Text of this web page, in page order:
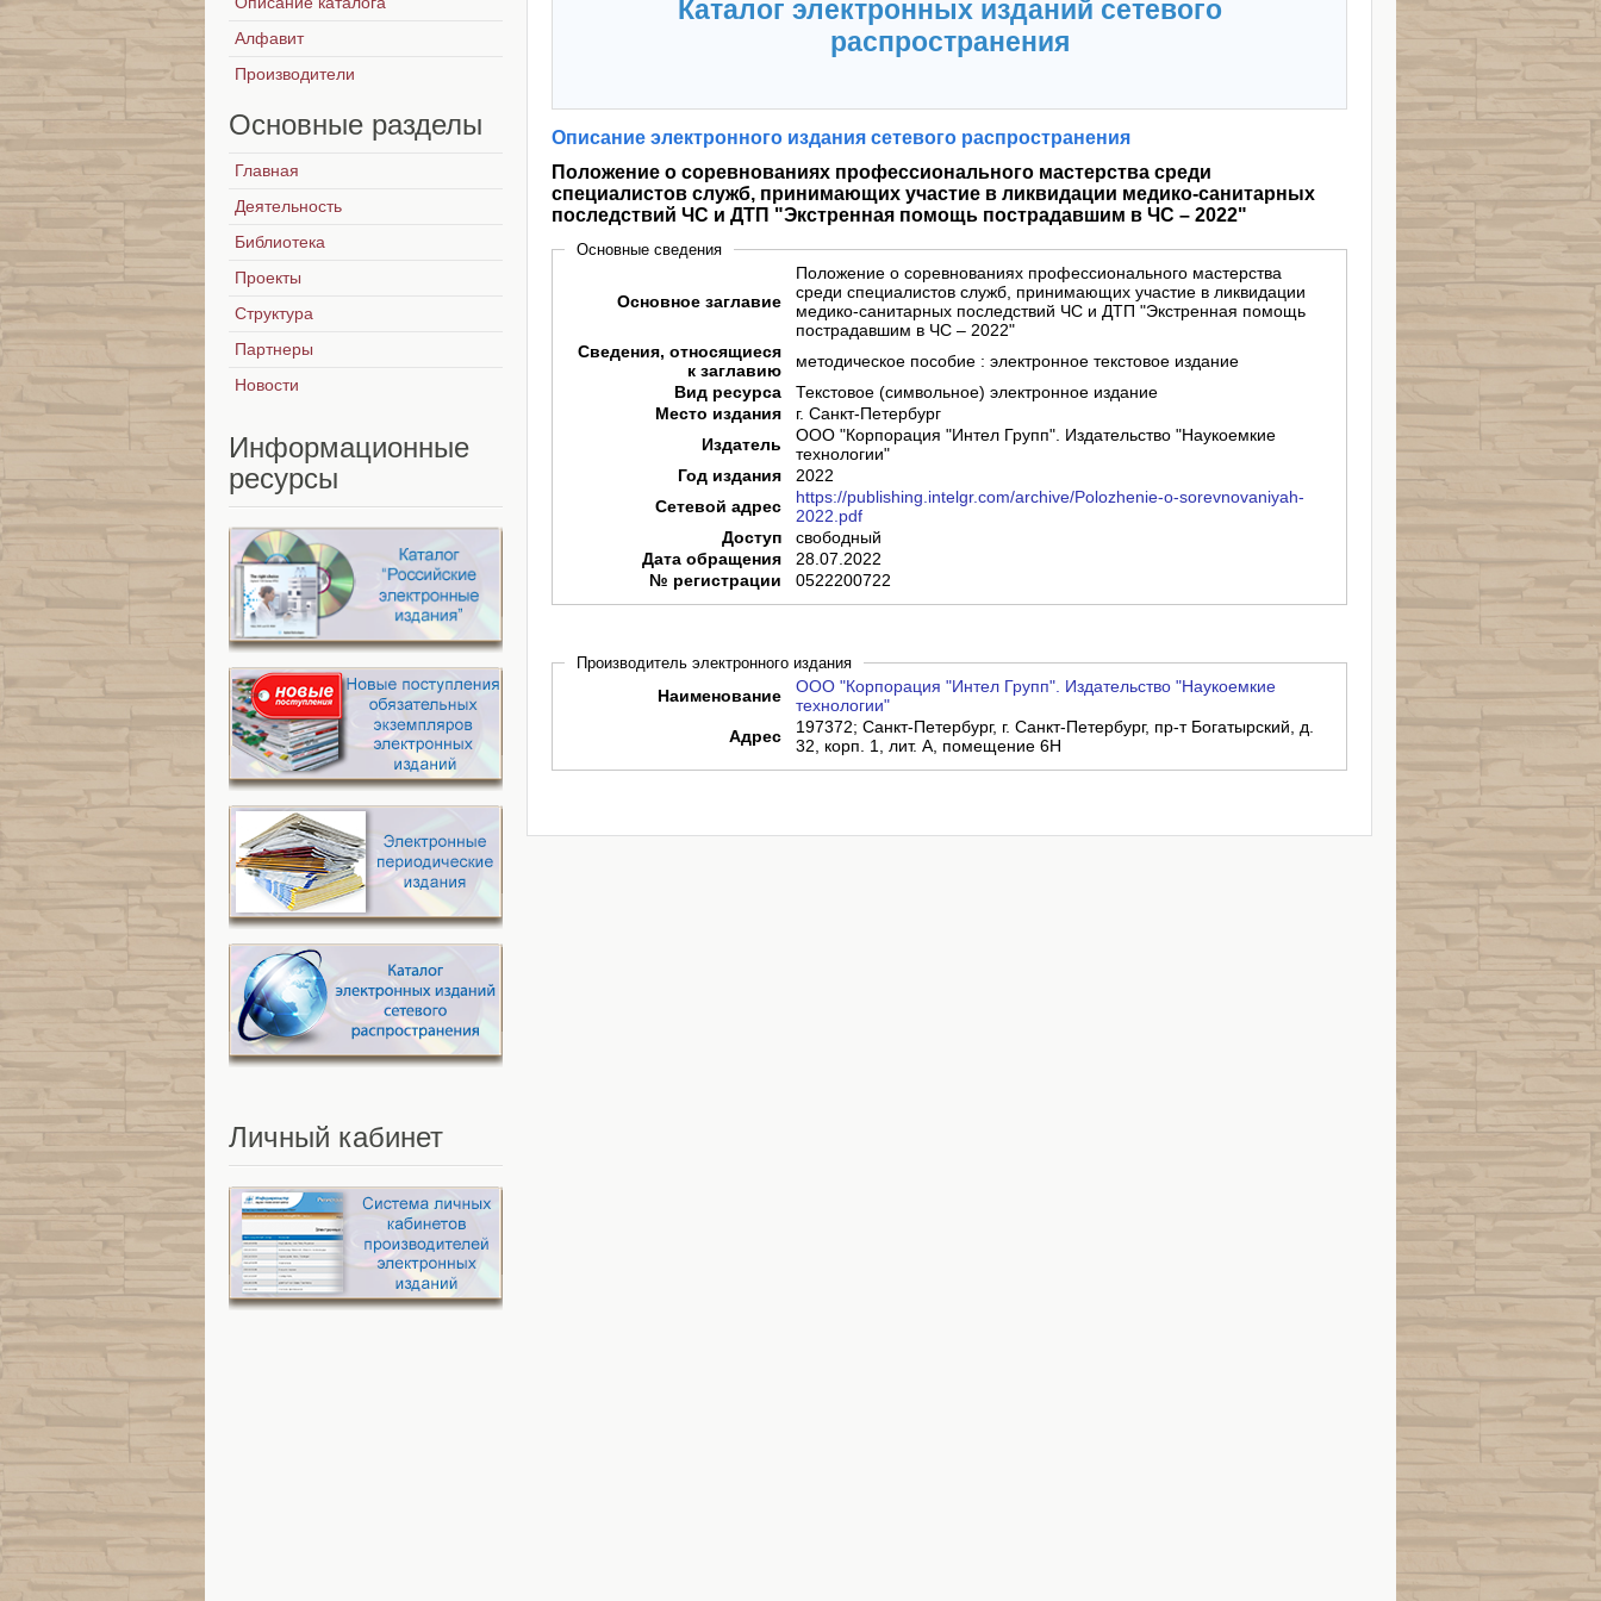
Каталог электронных изданий сетевого
распространения
Описание электронного издания сетевого распространения
Положение о соревнованиях профессионального мастерства среди
специалистов служб, принимающих участие в ликвидации медико-санитарных
последствий ЧС и ДТП "Экстренная помощь пострадавшим в ЧС – 2022"
Основные сведения
Основное заглавие
Положение о соревнованиях профессионального мастерства
среди специалистов служб, принимающих участие в ликвидации
медико-санитарных последствий ЧС и ДТП "Экстренная помощь
пострадавшим в ЧС – 2022"
Сведения, относящиеся
к заглавию
методическое пособие : электронное текстовое издание
Вид ресурса
Текстовое (символьное) электронное издание
Место издания
г. Санкт-Петербург
Издатель
ООО "Корпорация "Интел Групп". Издательство "Наукоемкие
технологии"
Год издания
2022
Сетевой адрес
https://publishing.intelgr.com/archive/Polozhenie-o-sorevnovaniyah-
2022.pdf
Доступ
свободный
Дата обращения
28.07.2022
№ регистрации
0522200722
Производитель электронного издания
Наименование
ООО "Корпорация "Интел Групп". Издательство "Наукоемкие
технологии"
Адрес
197372; Санкт-Петербург, г. Санкт-Петербург, пр-т Богатырский, д.
32, корп. 1, лит. А, помещение 6Н
Алфавит
Производители
Основные разделы
Главная
Деятельность
Библиотека
Проекты
Структура
Партнеры
Новости
Информационные
ресурсы
Личный кабинет